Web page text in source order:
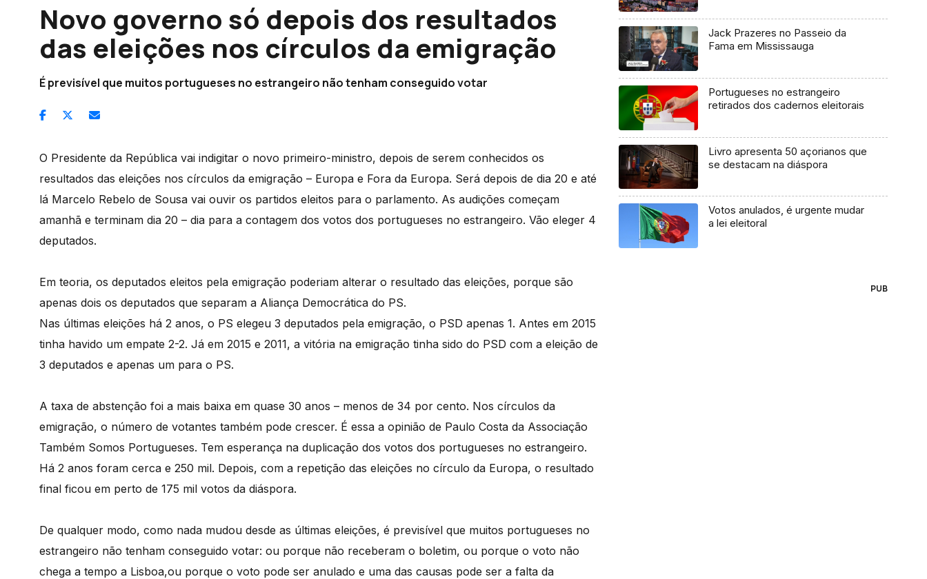
Novo governo só depois dos resultados
das eleições nos círculos da emigração
É previsível que muitos portugueses no estrangeiro não tenham conseguido votar
O Presidente da República vai indigitar o novo primeiro-ministro, depois de serem conhecidos os
resultados das eleições nos círculos da emigração – Europa e Fora da Europa. Será depois de dia 20 e até
lá Marcelo Rebelo de Sousa vai ouvir os partidos eleitos para o parlamento. As audições começam
amanhã e terminam dia 20 – dia para a contagem dos votos dos portugueses no estrangeiro. Vão eleger 4
deputados.
Em teoria, os deputados eleitos pela emigração poderiam alterar o resultado das eleições, porque são
apenas dois os deputados que separam a Aliança Democrática do PS.
Nas últimas eleições há 2 anos, o PS elegeu 3 deputados pela emigração, o PSD apenas 1. Antes em 2015
tinha havido um empate 2-2. Já em 2015 e 2011, a vitória na emigração tinha sido do PSD com a eleição de
3 deputados e apenas um para o PS.
A taxa de abstenção foi a mais baixa em quase 30 anos – menos de 34 por cento. Nos círculos da
emigração, o número de votantes também pode crescer. É essa a opinião de Paulo Costa da Associação
Também Somos Portugueses. Tem esperança na duplicação dos votos dos portugueses no estrangeiro.
Há 2 anos foram cerca e 250 mil. Depois, com a repetição das eleições no círculo da Europa, o resultado
final ficou em perto de 175 mil votos da diáspora.
De qualquer modo, como nada mudou desde as últimas eleições, é previsível que muitos portugueses no
estrangeiro não tenham conseguido votar: ou porque não receberam o boletim, ou porque o voto não
chega a tempo a Lisboa,ou porque o voto pode ser anulado e uma das causas pode ser a falta da
Jack Prazeres no Passeio da
Fama em Mississauga
Portugueses no estrangeiro
retirados dos cadernos eleitorais
Livro apresenta 50 açorianos que
se destacam na diáspora
Votos anulados, é urgente mudar
a lei eleitoral
PUB